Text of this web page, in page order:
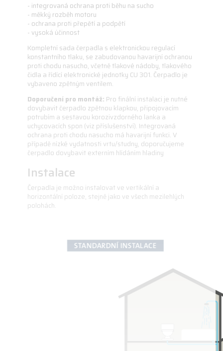
- integrovaná ochrana proti běhu na sucho
- měkký rozběh motoru
- ochrana proti přepětí a podpětí
- vysoká účinnost
Kompletní sada čerpadla s elektronickou regulací
konstantního tlaku, se zabudovanou havarijní ochranou
proti chodu nasucho, včetně tlakové nádoby, tlakového
čidla a řídící elektronické jednotky CU 301. Čerpadlo je
vybaveno zpětným ventilem.
Doporučení pro montáž: Pro finální instalaci je nutné
dovybavit čerpadlo zpětnou klapkou, připojovacím
potrubím a sestavou korozivzdorného lanka a
uchycovacích spon (viz příslušenství). Integrovaná
ochrana proti chodu nasucho má havarijní funkci. V
případě nízké vydatnosti vrtu/studny, doporučujeme
čerpadlo dovybavit externím hlídáním hladiny
Instalace
Čerpadla je možno instalovat ve vertikální a
horizontální poloze, stejně jako ve všech mezilehlých
polohách.